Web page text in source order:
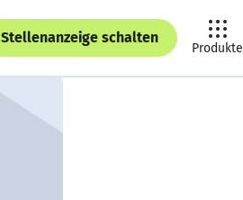
Stellenanzeige schalten
Produkte